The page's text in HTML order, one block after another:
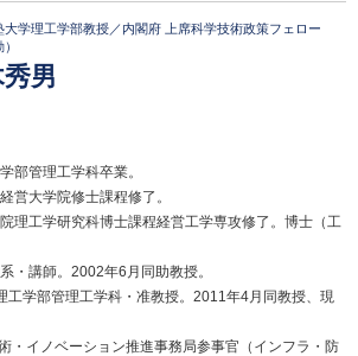
大学理工学部教授／内閣府 上席科学技術政策フェロー
男
部管理工学科卒業。
営大学院修士課程修了。
理工学研究科博士課程経営工学専攻修了。博士（工
・講師。2002年6月同助教授。
工学部管理工学科・准教授。2011年4月同教授、現
・イノベーション推進事務局参事官（インフラ・防